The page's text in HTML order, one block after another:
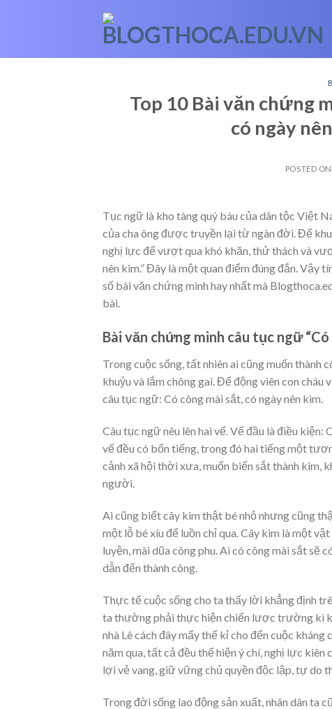
Top 10 Bài văn chứng
có ngày
POSTED
Tục ngữ là kho tàng quý báu của dân tộc Việt
của cha ông được truyền lại từ ngàn đời. Để
nghị lực để vượt qua khó khăn, thử thách và
nên kim.” Đây là một quan điểm đúng đắn. Vậy
số bài văn chứng minh hay nhất mà
bài.
Bài văn chứng minh câu tục ngữ
Trong cuộc sống, tất nhiên ai cũng muốn thành
khuỷu và lắm chông gai. Để động viên con
câu tục ngữ: Có công mài sắt, có ngày nên kim.
Câu tục ngữ nêu lên hai vế. Vế đầu là điều
vế đều có bốn tiếng, trong đó hai tiếng một
cảnh xã hội thời xưa, muốn biến sắt thành kim,
người.
Ai cũng biết cây kim thật bé nhỏ nhưng cũng
một lỗ bé xíu để luồn chỉ qua. Cây kim là một
luyện, mài dũa công phu. Ai có công mài sắt sẽ
dẫn đến thành công.
Thực tế cuộc sống cho ta thấy lời khẳng định
ta thường phải thực hiện chiến lược trường kì
nhà Lê cách đây mấy thế kỉ cho đến cuộc
năm qua, tất cả đều thể hiện ý chí, nghị lực
lợi vẻ vang, giữ vững chủ quyền độc lập, tự do
Trong đời sống lao động sản xuất, nhân dân ta